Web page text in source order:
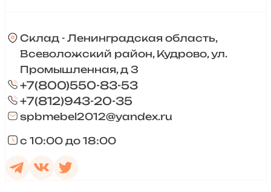
Склад - Ленинградская область,
Всеволожский район, Кудрово, ул.
Промышленная, д 3
+7(800)550-83-53
+7(812)943-20-35
spbmebel2012@yandex.ru
с 10:00 до 18:00